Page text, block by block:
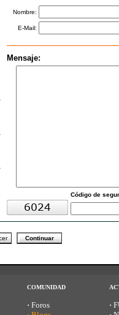
Nombre:
E-Mail:
Mensaje:
Código de
COMUNIDAD
· Foros
·